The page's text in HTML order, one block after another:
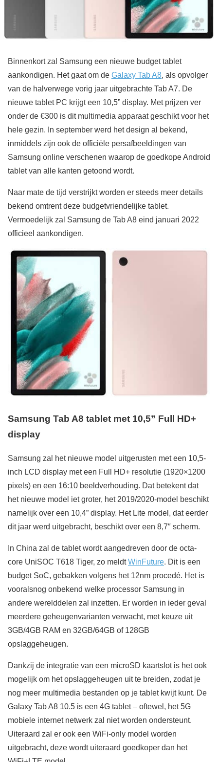
Binnenkort zal Samsung een nieuwe budget tablet
aankondigen. Het gaat om de Galaxy Tab A8, als opvolger
van de halverwege vorig jaar uitgebrachte Tab A7. De
nieuwe tablet PC krijgt een 10,5” display. Met prijzen ver
onder de €300 is dit multimedia apparaat geschikt voor het
hele gezin. In september werd het design al bekend,
inmiddels zijn ook de officiële persafbeeldingen van
Samsung online verschenen waarop de goedkope Android
tablet van alle kanten getoond wordt.
Naar mate de tijd verstrijkt worden er steeds meer details
bekend omtrent deze budgetvriendelijke tablet.
Vermoedelijk zal Samsung de Tab A8 eind januari 2022
officieel aankondigen.
Samsung Tab A8 tablet met 10,5” Full HD+
display
Samsung zal het nieuwe model uitgerusten met een 10,5-
inch LCD display met een Full HD+ resolutie (1920×1200
pixels) en een 16:10 beeldverhouding. Dat betekent dat
het nieuwe model iet groter, het 2019/2020-model beschikt
namelijk over een 10,4” display. Het Lite model, dat eerder
dit jaar werd uitgebracht, beschikt over een 8,7″ scherm.
In China zal de tablet wordt aangedreven door de octa-
core UniSOC T618 Tiger, zo meldtWinFuture. Dit is een
budget SoC, gebakken volgens het 12nm procedé. Het is
vooralsnog onbekend welke processor Samsung in
andere werelddelen zal inzetten. Er worden in ieder geval
meerdere geheugenvarianten verwacht, met keuze uit
3GB/4GB RAM en 32GB/64GB of 128GB
opslaggeheugen.
Dankzij de integratie van een microSD kaartslot is het ook
mogelijk om het opslaggeheugen uit te breiden, zodat je
nog meer multimedia bestanden op je tablet kwijt kunt. De
Galaxy Tab A8 10.5 is een 4G tablet – oftewel, het 5G
mobiele internet netwerk zal niet worden ondersteunt.
Uiteraard zal er ook een WiFi-only model worden
uitgebracht, deze wordt uiteraard goedkoper dan het